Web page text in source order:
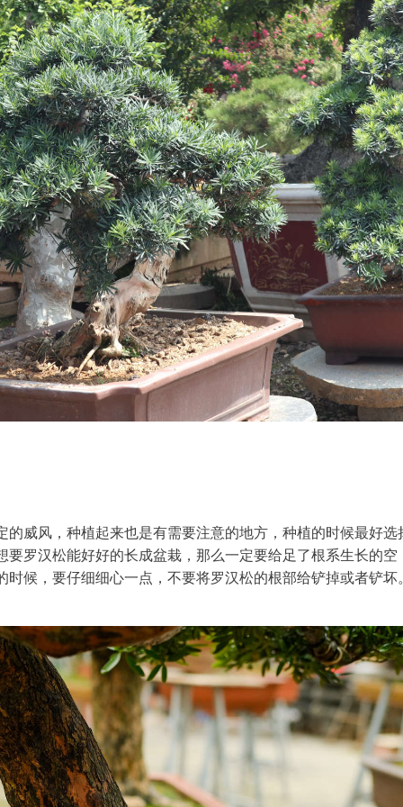
威风，种植起来也是有需要注意的地方，种植的时候最好选
罗汉松能好好的长成盆栽，那么一定要给足了根系生长的空
候，要仔细细心一点，不要将罗汉松的根部给铲掉或者铲坏